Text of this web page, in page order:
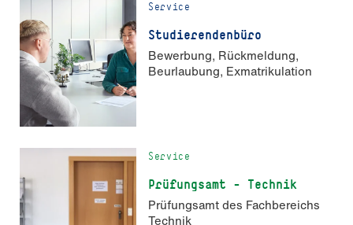
Service
Stu­die­ren­den­büro
Bewerbung, Rückmeldung,
Beurlaubung, Exmatrikulation
Service
Prüfungsamt - Technik
Prüfungsamt des Fachbereichs
Technik